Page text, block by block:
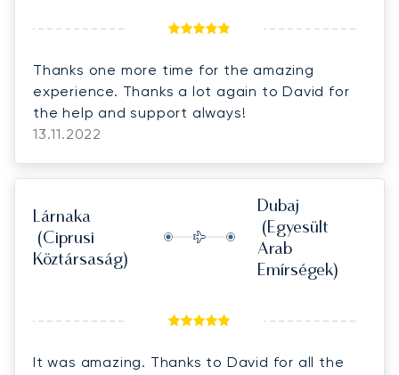
Thanks one more time for the amazing
experience. Thanks a lot again to David for
the help and support always!
13.11.2022
Lárnaka
(Ciprusi
Köztársaság)
Dubaj
(Egyesült
Arab
Emírségek)
It was amazing. Thanks to David for all the